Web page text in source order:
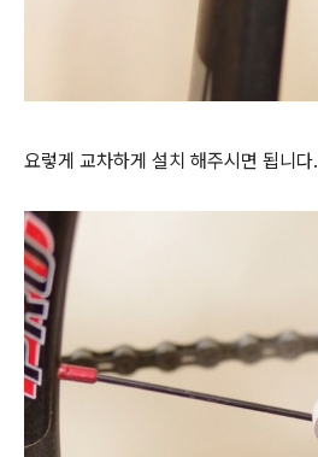
요렇게 교차하게 설치 해주시면 됩니다.